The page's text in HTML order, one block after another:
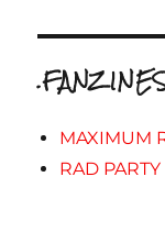
MAXIMUM
RAD PARTY